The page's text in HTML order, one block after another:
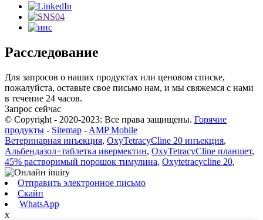
Расследование
Для запросов о наших продуктах или ценовом списке,
пожалуйста, оставьте свое письмо нам, и мы свяжемся с нами
в течение 24 часов.
Запрос сейчас
© Copyright - 2020-2023: Все права защищены. Горячие
продукты - Sitemap - AMP Mobile
Ветеринарная инъекция, OxyTetracyCline 20 инъекция,
Альбендазол+таблетка ивермектин, OxyTetracyCline планшет,
45% растворимый порошок тимулина, Oxytetracycline 20,
Отправить электронное письмо
Скайп
WhatsApp
x